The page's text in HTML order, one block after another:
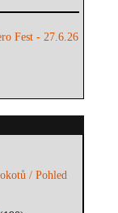
Fest - 27.6.26
/ Pohled